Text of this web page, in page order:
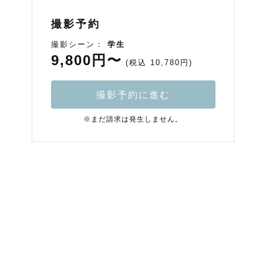
撮影予約
撮影シーン： 学生
9,800円〜 (税込 10,780円)
撮影予約に進む
※まだ請求は発生しません。